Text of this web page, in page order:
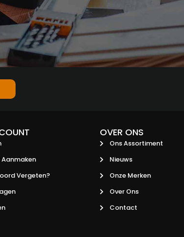
Vergeten?
OVER ONS
Ons Assortiment
Nieuws
Onze Merken
Over Ons
Contact